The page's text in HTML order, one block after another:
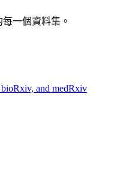
一個資料集。
and medRxiv